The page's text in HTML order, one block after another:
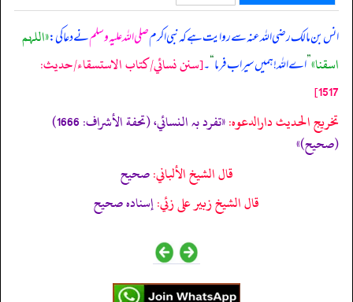
انس بن مالک رضی اللہ عنہ سے روایت ہے کہنبی اکرمصلی اللہ علیہ وسلمنے دعا کی:«اللہم
اسقنا»”اے اللہ! ہمیں سیراب فرما“۔[سنن نسائي/كتاب الاستسقاء/حدیث:
1517]
تخریج الحدیث دارالدعوہ:
«تفرد بہ النسائي، (تحفة الأشراف: 1666)
(صحیح)»
قال الشيخ الألباني:صحيح
قال الشيخ زبير على زئي:إسناده صحيح